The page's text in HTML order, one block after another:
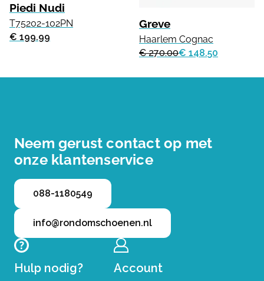
Piedi Nudi
T75202-102PN
€ 199.99
Greve
Haarlem Cognac
€ 270.00€ 148.50
Neem gerust contact op met
onze klantenservice
088-1180549
info@rondomschoenen.nl
Hulp nodig? Account